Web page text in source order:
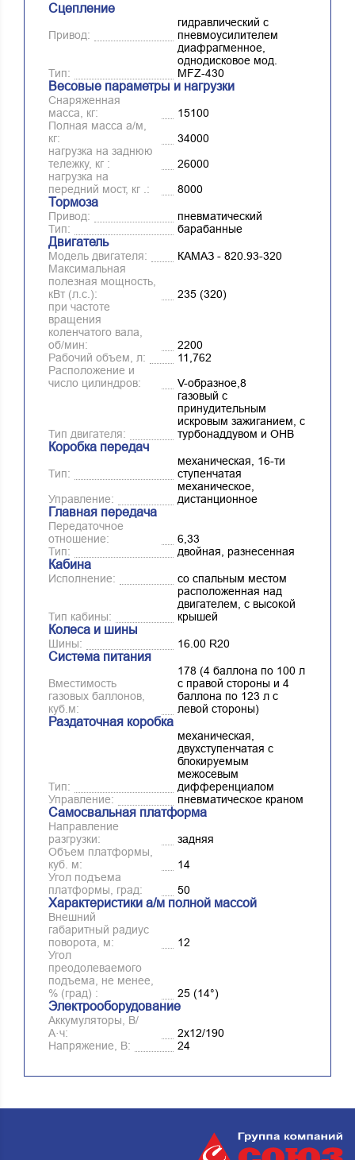
Сцепление
Привод:
гидравлический с
пневмоусилителем
Тип:
диафрагменное,
однодисковое мод.
MFZ-430
Весовые параметры и нагрузки
Снаряженная
масса, кг:
15100
Полная масса а/м,
кг:
34000
нагрузка на заднюю
тележку, кг :
26000
нагрузка на
передний мост, кг .:
8000
Тормоза
Привод:
пневматический
Тип:
барабанные
Двигатель
Модель двигателя:
КАМАЗ - 820.93-320
Максимальная
полезная мощность,
кВт (л.с.):
235 (320)
при частоте
вращения
коленчатого вала,
об/мин:
2200
Рабочий объем, л:
11,762
Расположение и
число цилиндров:
V-образное,8
Тип двигателя:
газовый с
принудительным
искровым зажиганием, с
турбонаддувом и ОНВ
Коробка передач
Тип:
механическая, 16-ти
ступенчатая
Управление:
механическое,
дистанционное
Главная передача
Передаточное
отношение:
6,33
Тип:
двойная, разнесенная
Кабина
Исполнение: со спальным местом
Тип кабины:
расположенная над
двигателем, с высокой
крышей
Колеса и шины
Шины: 16.00 R20
Система питания
Вместимость
газовых баллонов,
куб.м:
178 (4 баллона по 100 л
с правой стороны и 4
баллона по 123 л с
левой стороны)
Раздаточная коробка
Тип:
механическая,
двухступенчатая с
блокируемым
межосевым
дифференциалом
Управление:
пневматическое краном
Самосвальная платформа
Направление
разгрузки:
задняя
Объем платформы,
куб. м:
14
Угол подъема
платформы, град:
50
Характеристики а/м полной массой
Внешний
габаритный радиус
поворота, м:
12
Угол
преодолеваемого
подъема, не менее,
% (град) :
25 (14°)
Электрооборудование
Аккумуляторы, В/
А·ч:
2х12/190
Напряжение, B:
24